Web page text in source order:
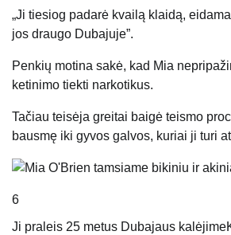
„Ji tiesiog padarė kvailą klaidą,
jos draugo Dubajuje”.
Penkių motina sakė, kad Mia
ketinimo tiekti narkotikus.
Tačiau teisėja greitai baigė teismo
bausmę iki gyvos galvos, kuriai ji turi
6
Ji praleis 25 metus Dubajaus kalėjime